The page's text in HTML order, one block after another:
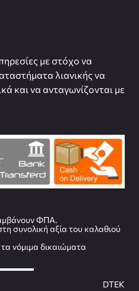
με στόχο να
λιανικής να
και να ανταγωνίζονται με
ΦΠΑ.
συνολική αξία του καλαθιού
νόμιμα δικαιώματα
DTEK